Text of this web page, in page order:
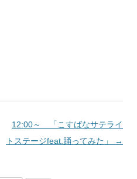
12:00～ 「こすばなサテライ
トステージfeat.踊ってみた」
→